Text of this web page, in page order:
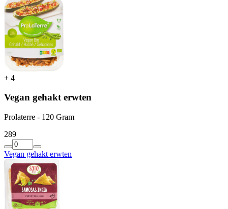
+ 4
Vegan gehakt erwten
Prolaterre - 120 Gram
289
Vegan gehakt erwten